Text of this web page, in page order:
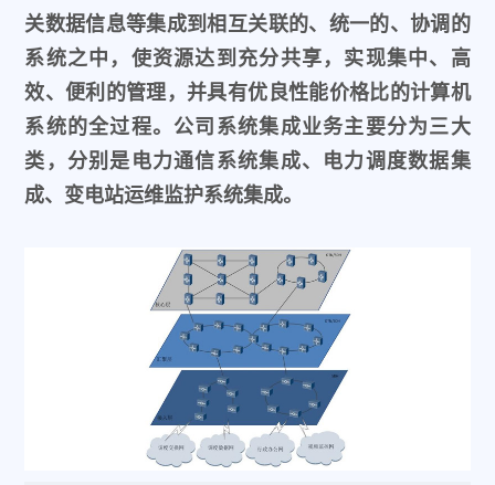
关数据信息等集成到相互关联的、统一的、协调的
系统之中，使资源达到充分共享，实现集中、高
效、便利的管理，并具有优良性能价格比的计算机
系统的全过程。公司系统集成业务主要分为三大
类，分别是电力通信系统集成、电力调度数据集
成、变电站运维监护系统集成。